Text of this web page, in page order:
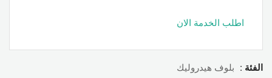
اطلب الخدمة الان
الفئة :
بلوف هيدروليك